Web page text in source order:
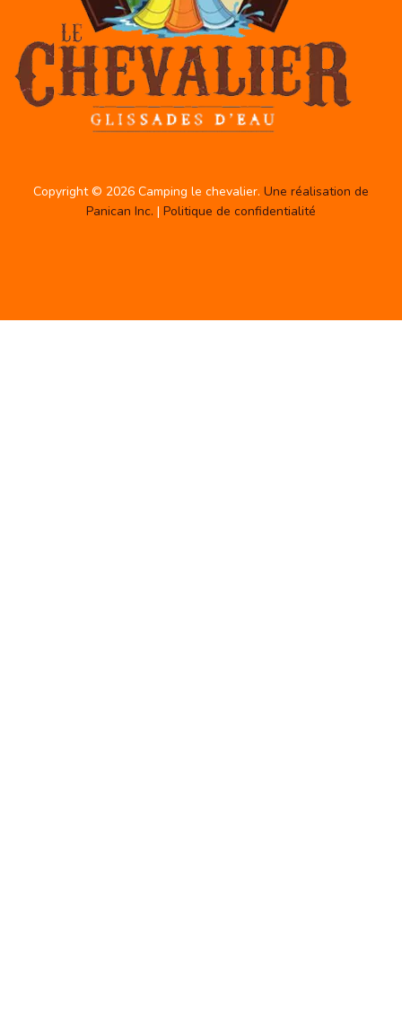
Copyright © 2026 Camping le chevalier. Une réalisation de
Panican Inc. | Politique de confidentialité